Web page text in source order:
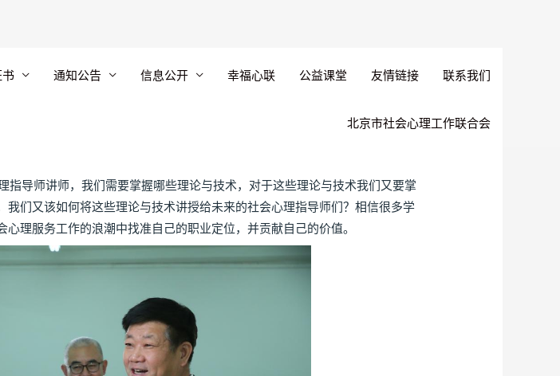
通知公告 信息公开 幸福心联 公益课堂 友情链接 联系我们
北京市社会心理工作联合会
导师讲师，我们需要掌握哪些理论与技术，对于这些理论与技术我们又要掌
们又该如何将这些理论与技术讲授给未来的社会心理指导师们？相信很多学
理服务工作的浪潮中找准自己的职业定位，并贡献自己的价值。